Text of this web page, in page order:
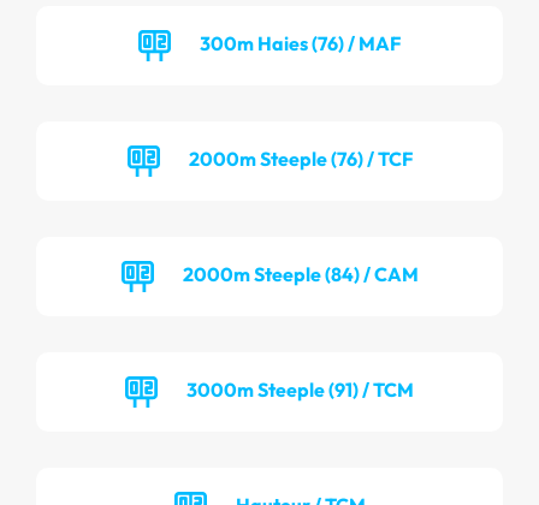
300m Haies (76) / MAF
2000m Steeple (76) / TCF
2000m Steeple (84) / CAM
3000m Steeple (91) / TCM